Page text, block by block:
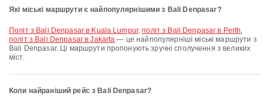
Які міські маршрути є найпопулярнішими з Bali Denpasar?
політ з Bali Denpasar в Kuala Lumpur,політ з Bali Denpasar в Perth,
політ з Bali Denpasar в Jakarta — це найпопулярніші міські маршрути з
Bali Denpasar. Ці маршрути пропонують зручні сполучення з великих
міст.
Коли найраніший рейс з Bali Denpasar?